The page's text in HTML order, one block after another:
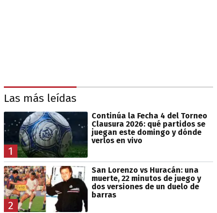
Las más leídas
1
Continúa la Fecha 4 del Torneo
Clausura 2026: qué partidos se
juegan este domingo y dónde
verlos en vivo
2
San Lorenzo vs Huracán: una
muerte, 22 minutos de juego y
dos versiones de un duelo de
barras